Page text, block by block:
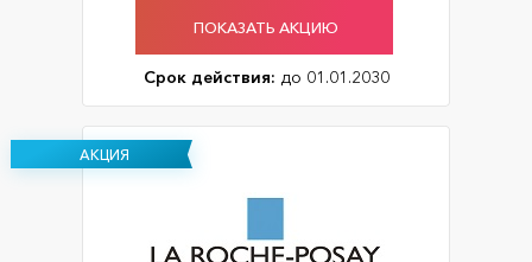
ПОКАЗАТЬ АКЦИЮ
Срок действия: до 01.01.2030
АКЦИЯ